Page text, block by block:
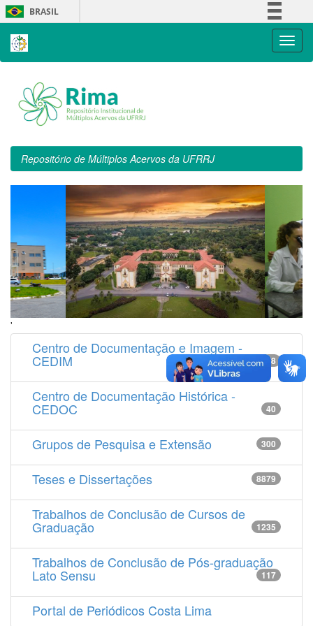
Skip
navigation
BRASIL
Repositório de Múltiplos Acervos da UFRRJ
'
Centro de Documentação e Imagem -
CEDIM 14538
Centro de Documentação Histórica -
CEDOC 40
Grupos de Pesquisa e Extensão 300
Teses e Dissertações 8879
Trabalhos de Conclusão de Cursos de
Graduação 1235
Trabalhos de Conclusão de Pós-graduação
Lato Sensu 117
Portal de Periódicos Costa Lima